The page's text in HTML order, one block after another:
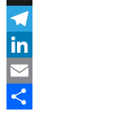
X
Telegram
LinkedIn
Email